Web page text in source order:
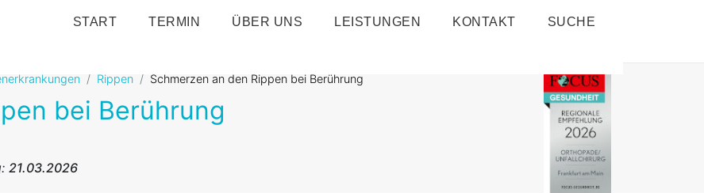
START TERMIN ÜBER UNS LEISTUNGEN KONTAKT SUCHE
Rippen Schmerzen an den Rippen bei Berührung
bei Berührung
21.03.2026